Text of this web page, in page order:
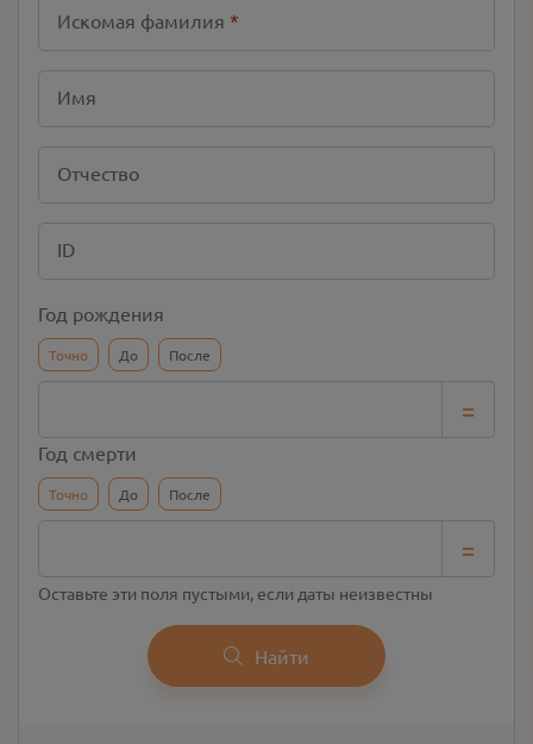
Искомая фамилия *
Имя
Отчество
ID
Год рождения
Точно До После
=
Год смерти
Точно До После
=
Оставьте эти поля пустыми, если даты неизвестны
Найти